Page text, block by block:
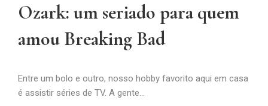
Ozark: um seriado para quem
amou Breaking Bad
Entre um bolo e outro, nosso hobby favorito aqui em casa
é assistir séries de TV. A gente...